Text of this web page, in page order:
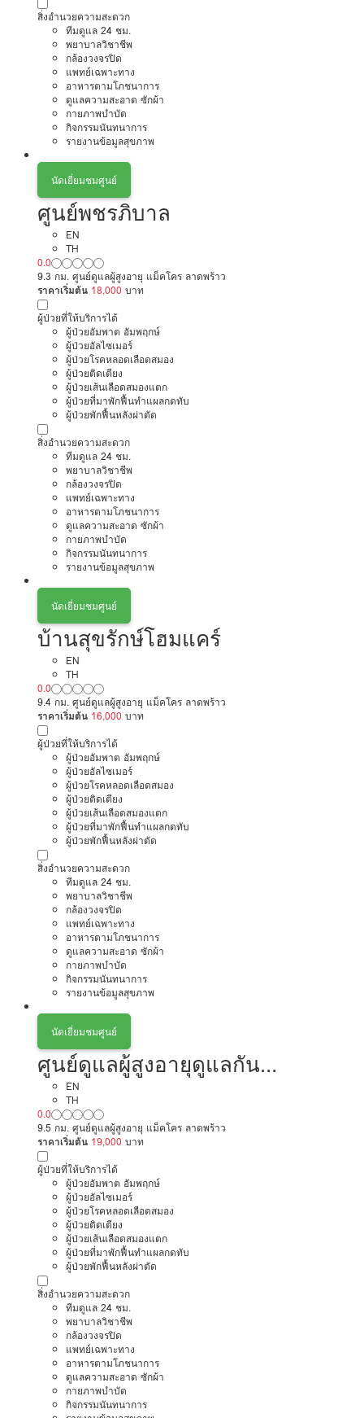
สิ่งอำนวยความสะดวก
ทีมดูแล 24 ชม.
พยาบาลวิชาชีพ
กล้องวงจรปิด
แพทย์เฉพาะทาง
อาหารตามโภชนาการ
ดูแลความสะอาด ซักผ้า
กายภาพบำบัด
กิจกรรมนันทนาการ
รายงานข้อมูลสุขภาพ
นัดเยี่ยมชมศูนย์
ศูนย์พชรภิบาล
EN
TH
0.0
9.3 กม. ศูนย์ดูแลผู้สูงอายุ แม็คโคร ลาดพร้าว
ราคาเริ่มต้น 18,000 บาท
ผู้ป่วยที่ให้บริการได้
ผู้ป่วยอัมพาต อัมพฤกษ์
ผู้ป่วยอัลไซเมอร์
ผู้ป่วยโรคหลอดเลือดสมอง
ผู้ป่วยติดเตียง
ผู้ป่วยเส้นเลือดสมองแตก
ผู้ป่วยที่มาพักฟื้นทำแผลกดทับ
ผู้ป่วยพักฟื้นหลังผ่าตัด
สิ่งอำนวยความสะดวก
ทีมดูแล 24 ชม.
พยาบาลวิชาชีพ
กล้องวงจรปิด
แพทย์เฉพาะทาง
อาหารตามโภชนาการ
ดูแลความสะอาด ซักผ้า
กายภาพบำบัด
กิจกรรมนันทนาการ
รายงานข้อมูลสุขภาพ
นัดเยี่ยมชมศูนย์
บ้านสุขรักษ์โฮมแคร์
EN
TH
0.0
9.4 กม. ศูนย์ดูแลผู้สูงอายุ แม็คโคร ลาดพร้าว
ราคาเริ่มต้น 16,000 บาท
ผู้ป่วยที่ให้บริการได้
ผู้ป่วยอัมพาต อัมพฤกษ์
ผู้ป่วยอัลไซเมอร์
ผู้ป่วยโรคหลอดเลือดสมอง
ผู้ป่วยติดเตียง
ผู้ป่วยเส้นเลือดสมองแตก
ผู้ป่วยที่มาพักฟื้นทำแผลกดทับ
ผู้ป่วยพักฟื้นหลังผ่าตัด
สิ่งอำนวยความสะดวก
ทีมดูแล 24 ชม.
พยาบาลวิชาชีพ
กล้องวงจรปิด
แพทย์เฉพาะทาง
อาหารตามโภชนาการ
ดูแลความสะอาด ซักผ้า
กายภาพบำบัด
กิจกรรมนันทนาการ
รายงานข้อมูลสุขภาพ
นัดเยี่ยมชมศูนย์
ศูนย์ดูแลผู้สูงอายุดูแลกัน
รามคำแหง
EN
TH
0.0
9.5 กม. ศูนย์ดูแลผู้สูงอายุ แม็คโคร ลาดพร้าว
ราคาเริ่มต้น 19,000 บาท
ผู้ป่วยที่ให้บริการได้
ผู้ป่วยอัมพาต อัมพฤกษ์
ผู้ป่วยอัลไซเมอร์
ผู้ป่วยโรคหลอดเลือดสมอง
ผู้ป่วยติดเตียง
ผู้ป่วยเส้นเลือดสมองแตก
ผู้ป่วยที่มาพักฟื้นทำแผลกดทับ
ผู้ป่วยพักฟื้นหลังผ่าตัด
สิ่งอำนวยความสะดวก
ทีมดูแล 24 ชม.
พยาบาลวิชาชีพ
กล้องวงจรปิด
แพทย์เฉพาะทาง
อาหารตามโภชนาการ
ดูแลความสะอาด ซักผ้า
กายภาพบำบัด
กิจกรรมนันทนาการ